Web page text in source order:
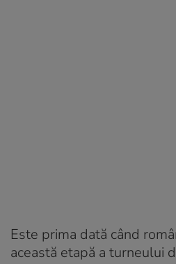
Este prima dată când
această etapă a turneului